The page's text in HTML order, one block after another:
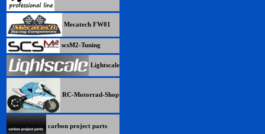
Mecatech FW01
scsM2-Tuning
Lightscale
RC-Motorrad-Shop
carbon project parts